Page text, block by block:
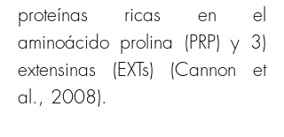
proteínas ricas en el
aminoácido prolina (PRP) y 3)
extensinas (EXTs) (Cannon et
al., 2008).